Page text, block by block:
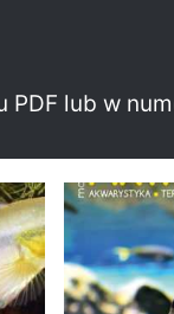
PDF lub w